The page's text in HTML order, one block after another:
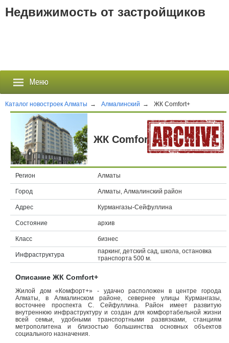
Недвижимость от застройщиков
Меню
Застройщики
Новостройки
Новости
События
Агентства
Объявления
Каталог новостроек Алматы → Алмалинский → ЖК Comfort+
ЖК Comfort+
Регион Алматы
Город Алматы, Алмалинский район
Адрес Курмангазы-Сейфуллина
Состояние архив
Класс бизнес
Инфраструктура
паркинг, детский сад, школа, остановка
транспорта 500 м.
Описание ЖК Comfort+
Жилой дом «Комфорт+» - удачно расположен в центре города
Алматы, в Алмалинском районе, севернее улицы Курмангазы,
восточнее проспекта С. Сейфуллина. Район имеет развитую
внутреннюю инфраструктуру и создан для комфортабельной жизни
всей семьи, удобными транспортными развязками, станциям
метрополитена и близостью большинства основных объектов
социального назначения.